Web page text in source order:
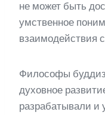
не может быть
умственное
взаимодействия
Философы
духовное
разрабатывали и